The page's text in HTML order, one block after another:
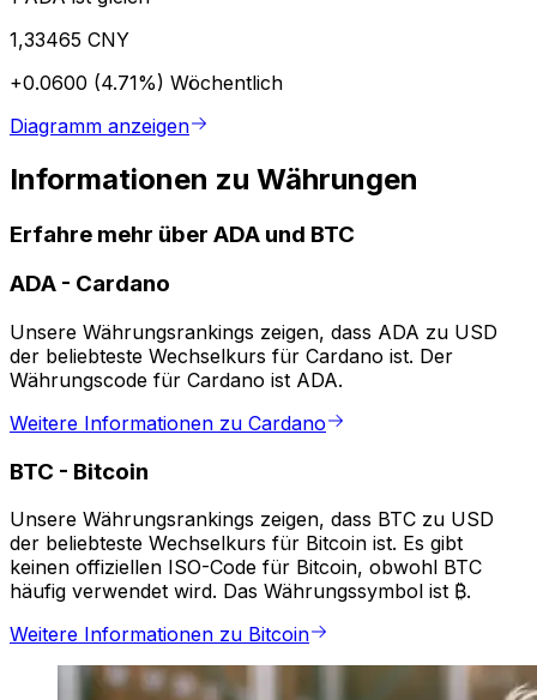
1,33465 CNY
+0.0600 (4.71%) Wöchentlich
Diagramm anzeigen
Informationen zu Währungen
Erfahre mehr über ADA und BTC
ADA - Cardano
Unsere Währungsrankings zeigen, dass ADA zu USD
der beliebteste Wechselkurs für Cardano ist. Der
Währungscode für Cardano ist ADA.
Weitere Informationen zu Cardano
BTC - Bitcoin
Unsere Währungsrankings zeigen, dass BTC zu USD
der beliebteste Wechselkurs für Bitcoin ist. Es gibt
keinen offiziellen ISO-Code für Bitcoin, obwohl BTC
häufig verwendet wird. Das Währungssymbol ist ₿.
Weitere Informationen zu Bitcoin